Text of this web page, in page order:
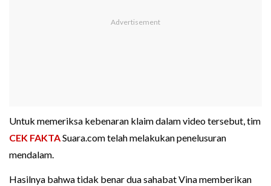
Untuk memeriksa kebenaran klaim dalam video tersebut, tim
CEK FAKTASuara.com telah melakukan penelusuran
mendalam.
Hasilnya bahwa tidak benar dua sahabat Vina memberikan